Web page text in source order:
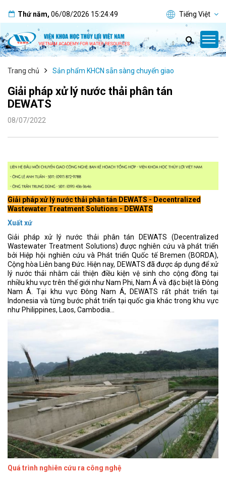
Thứ năm, 06/08/2026 15:24:50 Tiếng Việt
Trang chủ Sản phẩm KHCN sẵn sàng chuyển giao
Giải pháp xử lý nước thải phân tán
DEWATS
08/07/2022
Giải pháp xử lý nước thải phân tán DEWATS - Decentralized
Wastewater Treatment Solutions - DEWATS
Xuất xứ
Giải pháp xử lý nước thải phân tán DEWATS (Decentralized
Wastewater Treatment Solutions) được nghiên cứu và phát triển
bởi Hiệp hội nghiên cứu và Phát triển Quốc tế Bremen (BORDA),
Cộng hòa Liên bang Đức. Hiện nay, DEWATS đã được áp dụng để xử
lý nước thải nhằm cải thiện điều kiện vệ sinh cho cộng đồng tại
nhiều khu vực trên thế giới như Nam Phi, Nam Á và đặc biệt là Đông
Nam Á. Tại khu vực Đông Nam Á, DEWATS rất phát triển tại
Indonesia và từng bước phát triển tại quốc gia khác trong khu vực
như Philippines, Laos, Cambodia…
Quá trình nghiên cứu ra công nghệ